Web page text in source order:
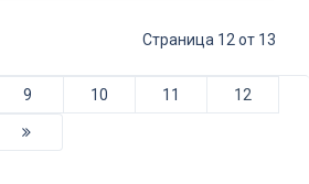
Страница 12 от 13
9 10 11 12